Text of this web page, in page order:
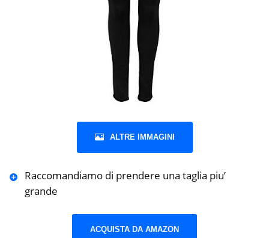
ALTRE IMMAGINI
Raccomandiamo di prendere una taglia piu’
grande
ACQUISTA DA AMAZON